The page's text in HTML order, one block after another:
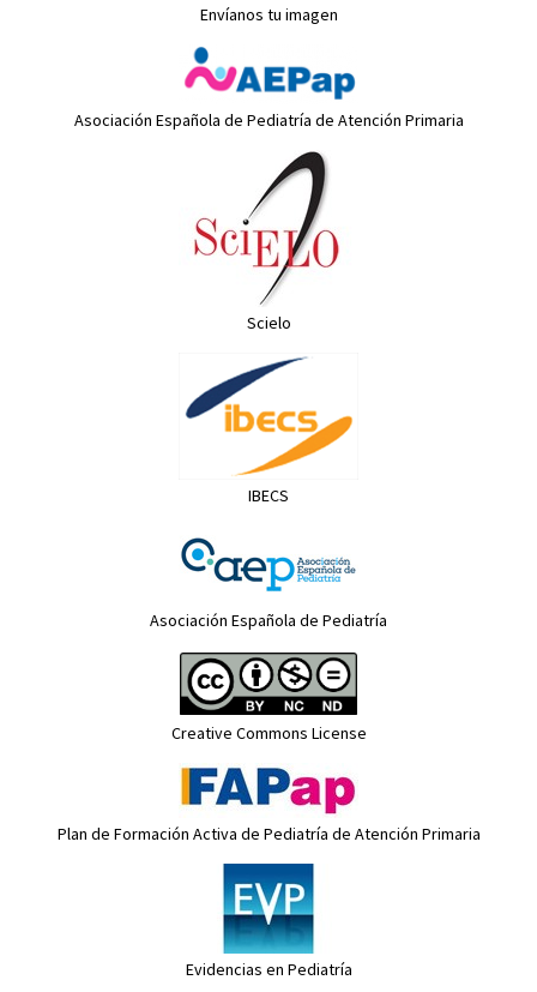
Envíanos tu imagen
Asociación Española de Pediatría de Atención Primaria
Scielo
IBECS
Asociación Española de Pediatría
Creative Commons License
Plan de Formación Activa de Pediatría de Atención Primaria
Evidencias en Pediatría